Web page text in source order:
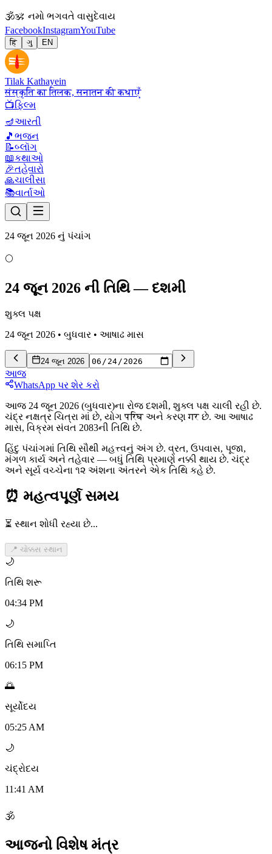
🕉ॐ નમો ભગવતે વાસુદેવાય
FacebookInstagramYouTube
हिं ગુ EN
Tilak Kathayein
संस्कृति का तिलक, सनातन की कथाएँ
📺ફિલ્મ
🪔આરતી
🎵 ભજન
📝બ્લૉગ
📖કથાઓ
🎉તહેવારો
🙏ચાલીસા
📚વાર્તાઓ
24 જૂન 2026 નું પંચાંગ
🌕
24 જૂન 2026 ની તિથિ— દશમી
શુક્લ પક્ષ
24 જૂન 2026 • બુધવાર • આષાઢ માસ
24 જૂન 2026
આજ
WhatsApp પર શેર કરો
આજ 24 જૂન 2026 (બુધવાર)ના રોજ દશમી, શુક્લ પક્ષ ચાલી રહી છે.
ચંદ્ર નક્ષત્ર ચિત્રા માં છે, યોગ परिघ અને કરણ गर છે. આ આષાઢ
માસ, વિક્રમ સંવત 2083ની તિથિ છે.
હિંદુ પંચાંગમાં તિથિ સૌથી મહત્ત્વનું અંગ છે. વ્રત, ઉપવાસ, પૂજા,
મંગળ કાર્ય અને તહેવાર — બધું તિથિ પ્રમાણે નક્કી થાય છે. ચંદ્ર
અને સૂર્ય વચ્ચેના ૧૨ અંશના અંતરને એક તિથિ કહે છે.
⏰ મહત્વપૂર્ણ સમય
⏳ સ્થાન શોધી રહ્યા છે...
📍 ચોક્કસ સ્થાન
🌙
તિથિ શરૂ
04:34 PM
🌙
તિથિ સમાપ્તિ
06:15 PM
🌅
સૂર્યોદય
05:25 AM
🌙
ચંદ્રોદય
11:41 AM
🕉
આજનો વિશેષ મંત્ર